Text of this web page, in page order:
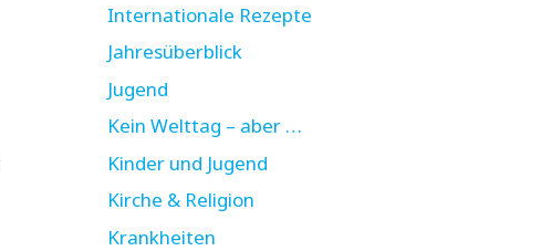
Internationale Rezepte
Jahresüberblick
Jugend
Kein Welttag – aber …
Kinder und Jugend
Kirche & Religion
Krankheiten